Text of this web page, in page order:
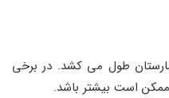
از بیمارستان طول می کشد. در برخی
است بیشتر باشد.